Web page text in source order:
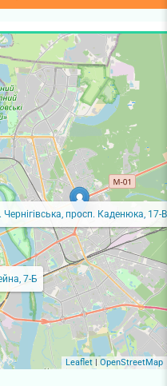
7-Б
Чернігівська, просп. Каденюка, 17-В
Leaflet| OpenStreetMap